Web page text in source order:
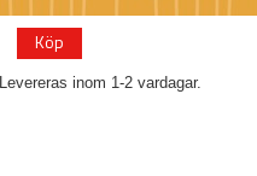
Köp
Levereras inom 1-2 vardagar.